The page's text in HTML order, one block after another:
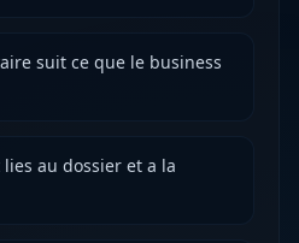
suit ce que le business
au dossier et a la